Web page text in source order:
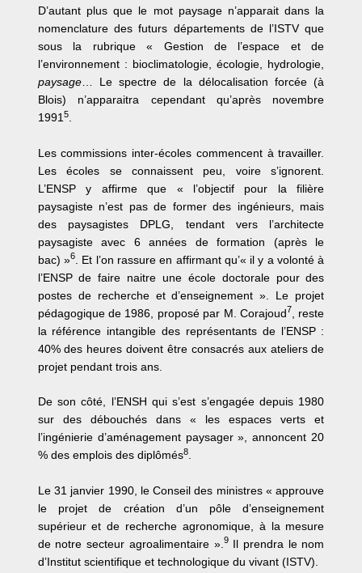
D’autant plus que le mot paysage n’apparait dans la
nomenclature des futurs départements de l’ISTV que
sous la rubrique « Gestion de l’espace et de
l’environnement : bioclimatologie, écologie, hydrologie,
paysage… Le spectre de la délocalisation forcée (à
Blois) n’apparaitra cependant qu’après novembre
1991 5.
Les commissions inter-écoles commencent à travailler.
Les écoles se connaissent peu, voire s’ignorent.
L’ENSP y affirme que « l’objectif pour la filière
paysagiste n’est pas de former des ingénieurs, mais
des paysagistes DPLG, tendant vers l’architecte
paysagiste avec 6 années de formation (après le
bac) »6. Et l’on rassure en affirmant qu’« il y a volonté à
l’ENSP de faire naitre une école doctorale pour des
postes de recherche et d’enseignement ». Le projet
pédagogique de 1986, proposé par M. Corajoud7
, reste
la référence intangible des représentants de l’ENSP :
40% des heures doivent être consacrés aux ateliers de
projet pendant trois ans.
De son côté, l’ENSH qui s’est s’engagée depuis 1980
sur des débouchés dans « les espaces verts et
l’ingénierie d’aménagement paysager », annoncent 20
% des emplois des diplômés8.
Le 31 janvier 1990, le Conseil des ministres « approuve
le projet de création d’un pôle d’enseignement
supérieur et de recherche agronomique, à la mesure
de notre secteur agroalimentaire ». 9Il prendra le nom
d’Institut scientifique et technologique du vivant (ISTV).